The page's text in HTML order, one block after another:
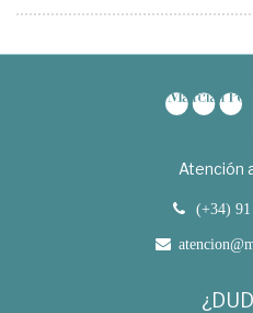
Atención
(+34)